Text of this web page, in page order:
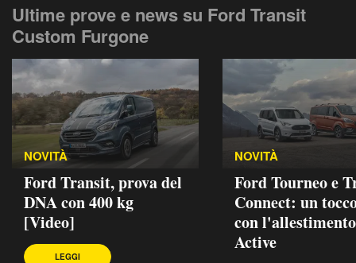
Ultime prove e news su Ford Transit
Custom Furgone
NOVITÀ
Ford Transit, prova del
DNA con 400 kg
[Video]
LEGGI
NOVITÀ
Ford Tourneo e
Connect: un
con l'allestimento
Active